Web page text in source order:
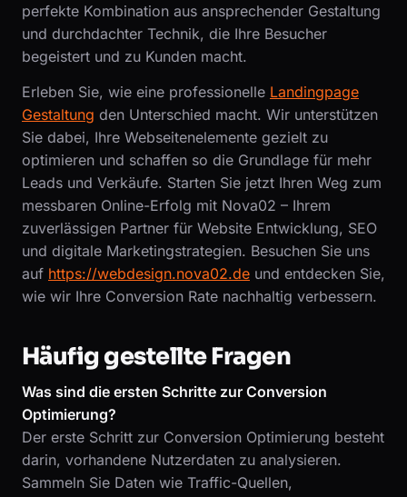
perfekte Kombination aus ansprechender Gestaltung
und durchdachter Technik, die Ihre Besucher
begeistert und zu Kunden macht.
Erleben Sie, wie eine professionelle Landingpage
Gestaltung den Unterschied macht. Wir unterstützen
Sie dabei, Ihre Webseitenelemente gezielt zu
optimieren und schaffen so die Grundlage für mehr
Leads und Verkäufe. Starten Sie jetzt Ihren Weg zum
messbaren Online-Erfolg mit Nova02 – Ihrem
zuverlässigen Partner für Website Entwicklung, SEO
und digitale Marketingstrategien. Besuchen Sie uns
auf https://webdesign.nova02.de und entdecken Sie,
wie wir Ihre Conversion Rate nachhaltig verbessern.
Häufig gestellte Fragen
Was sind die ersten Schritte zur Conversion
Optimierung?
Der erste Schritt zur Conversion Optimierung besteht
darin, vorhandene Nutzerdaten zu analysieren.
Sammeln Sie Daten wie Traffic-Quellen,